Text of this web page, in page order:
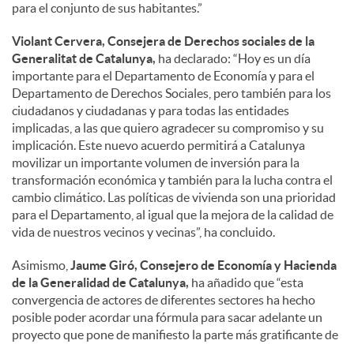
para el conjunto de sus habitantes.”
Violant Cervera, Consejera de Derechos sociales de la
Generalitat de Catalunya, ha declarado: “Hoy es un día
importante para el Departamento de Economía y para el
Departamento de Derechos Sociales, pero también para los
ciudadanos y ciudadanas y para todas las entidades
implicadas, a las que quiero agradecer su compromiso y su
implicación. Este nuevo acuerdo permitirá a Catalunya
movilizar un importante volumen de inversión para la
transformación económica y también para la lucha contra el
cambio climático. Las políticas de vivienda son una prioridad
para el Departamento, al igual que la mejora de la calidad de
vida de nuestros vecinos y vecinas”, ha concluido.
Asimismo, Jaume Giró, Consejero de Economía y Hacienda
de la Generalidad de Catalunya, ha añadido que “esta
convergencia de actores de diferentes sectores ha hecho
posible poder acordar una fórmula para sacar adelante un
proyecto que pone de manifiesto la parte más gratificante de